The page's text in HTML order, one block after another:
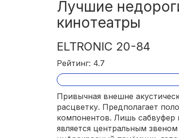
Лучшие
кинотеатры
ELTRONIC 20-84
Рейтинг: 4.7
Привычная внешне
расцветку. Предполагает
компонентов. Лишь сабвуфер
является центральным